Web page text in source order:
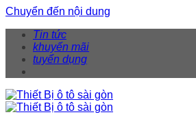
Chuyển đến nội dung
Tin tức
khuyến mãi
tuyển dụng